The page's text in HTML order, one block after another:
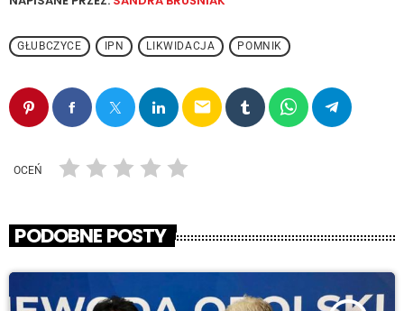
GŁUBCZYCE IPN LIKWIDACJA POMNIK
email
OCEŃ
PODOBNE POSTY